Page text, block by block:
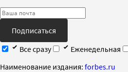
Подписаться
Все сразу
Еженедельная
Наименование издания: forbes.ru